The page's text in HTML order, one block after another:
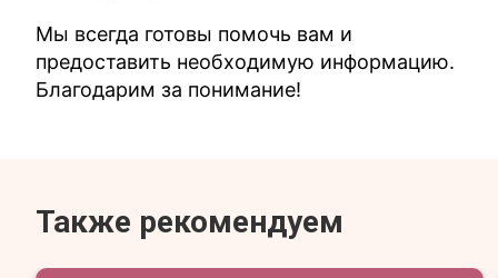
Мы всегда готовы помочь вам и
предоставить необходимую информацию.
Благодарим за понимание!
Также рекомендуем